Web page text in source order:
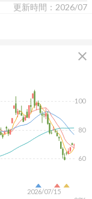
更新時間：2026/07
close
2026/07/15
60
80
100